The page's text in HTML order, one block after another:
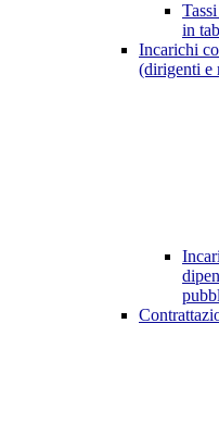
in
Incarichi
(dirigenti e